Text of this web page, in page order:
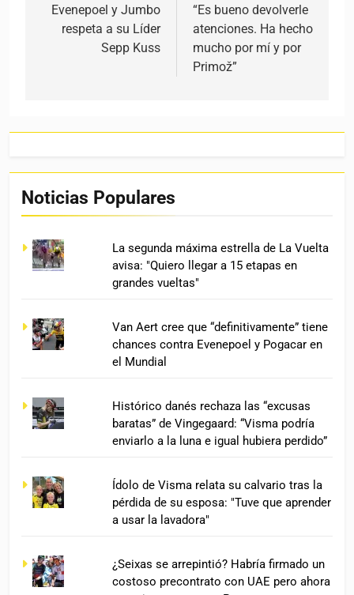
Evenepoel y Jumbo
respeta a su Líder
Sepp Kuss
“Es bueno devolverle
atenciones. Ha hecho
mucho por mí y por
Primož”
Noticias Populares
La segunda máxima estrella de La Vuelta
avisa: "Quiero llegar a 15 etapas en
grandes vueltas"
Van Aert cree que “definitivamente” tiene
chances contra Evenepoel y Pogacar en
el Mundial
Histórico danés rechaza las “excusas
baratas” de Vingegaard: “Visma podría
enviarlo a la luna e igual hubiera perdido”
Ídolo de Visma relata su calvario tras la
pérdida de su esposa: "Tuve que aprender
a usar la lavadora"
¿Seixas se arrepintió? Habría firmado un
costoso precontrato con UAE pero ahora